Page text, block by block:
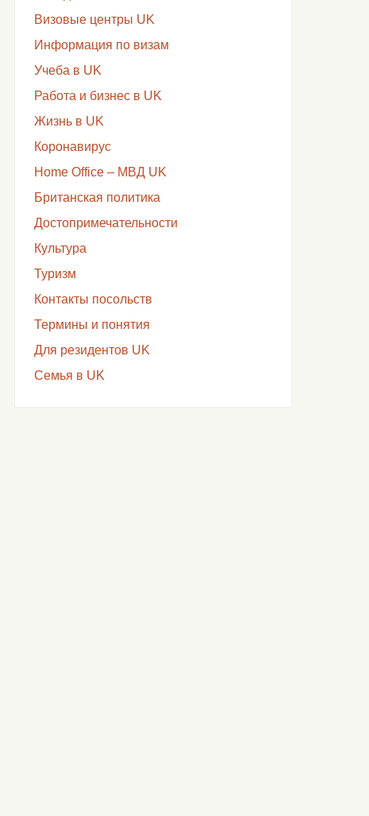
Визовые центры UK
Информация по визам
Учеба в UK
Работа и бизнес в UK
Жизнь в UK
Коронавирус
Home Office – МВД UK
Британская политика
Достопримечательности
Культура
Туризм
Контакты посольств
Термины и понятия
Для резидентов UK
Семья в UK